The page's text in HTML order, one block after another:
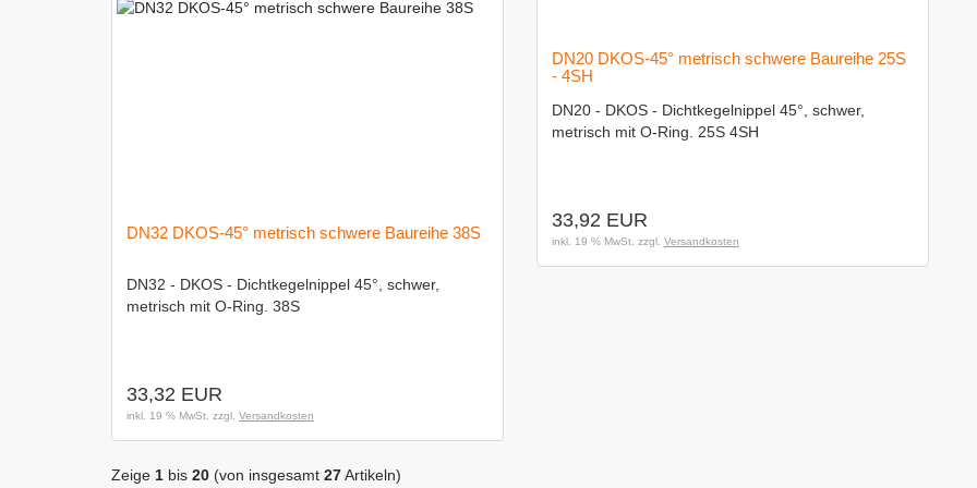
DN32 DKOS-45° metrisch schwere Baureihe 38S
DN32 - DKOS - Dichtkegelnippel 45°, schwer,
metrisch mit O-Ring. 38S
33,32 EUR
inkl. 19 % MwSt. zzgl. Versandkosten
DN20 DKOS-45° metrisch schwere Baureihe 25S
- 4SH
DN20 - DKOS - Dichtkegelnippel 45°, schwer,
metrisch mit O-Ring. 25S 4SH
33,92 EUR
inkl. 19 % MwSt. zzgl. Versandkosten
Zeige 1 bis 20 (von insgesamt 27Artikeln)